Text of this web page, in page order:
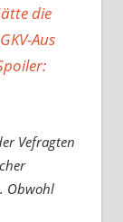
die
Aus
Vefragten
Obwohl